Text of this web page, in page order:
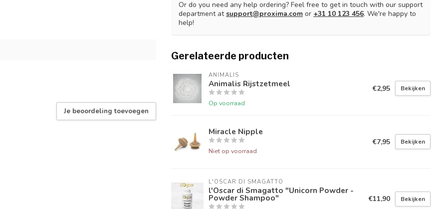
Je beoordeling toevoegen
Or do you need any help ordering? Feel free to get in touch with our support
department atsupport@proxima.com or +31 10 123 456. We're happy to
help!
Gerelateerde producten
ANIMALIS
Animalis Rijstzetmeel
Op voorraad
€2,95 Bekijken
Miracle Nipple
Niet op voorraad
€7,95 Bekijken
L'OSCAR DI SMAGATTO
l'Oscar di Smagatto "Unicorn Powder -
Powder Shampoo" €11,90 Bekijken